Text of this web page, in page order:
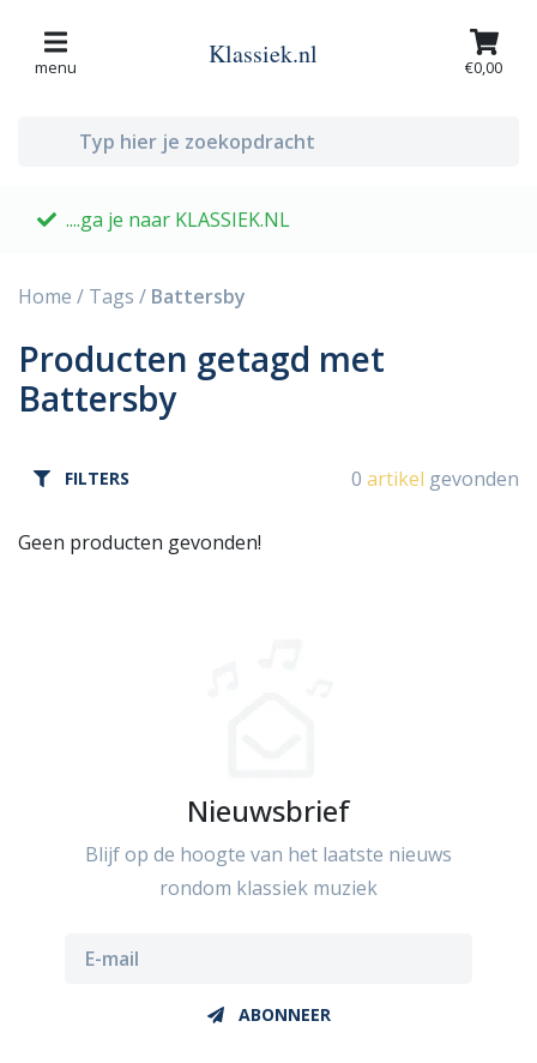
menu Klassiek.nl €0,00
....ga je naar KLASSIEK.NL
Home / Tags / Battersby
Producten getagd met
Battersby
FILTERS 0 artikel gevonden
Geen producten gevonden!
Nieuwsbrief
Blijf op de hoogte van het laatste nieuws
rondom klassiek muziek
ABONNEER